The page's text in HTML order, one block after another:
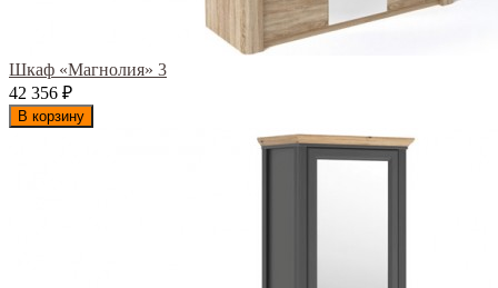
Шкаф «Магнолия» 3
42 356 ₽
В корзину